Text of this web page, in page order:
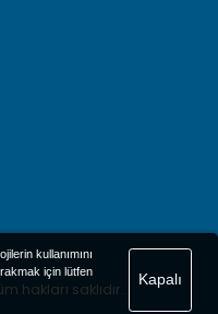
hakları saklıdır.
kullanımını
için lütfen
Kapalı